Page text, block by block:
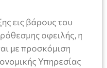
εις βάρους του
οφειλής, η
με προσκόμιση
Υπηρεσίας